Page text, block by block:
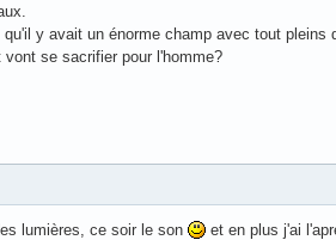
y avait un énorme champ avec tout pleins
se sacrifier pour l'homme?
lumières, ce soir le son et en plus j'ai